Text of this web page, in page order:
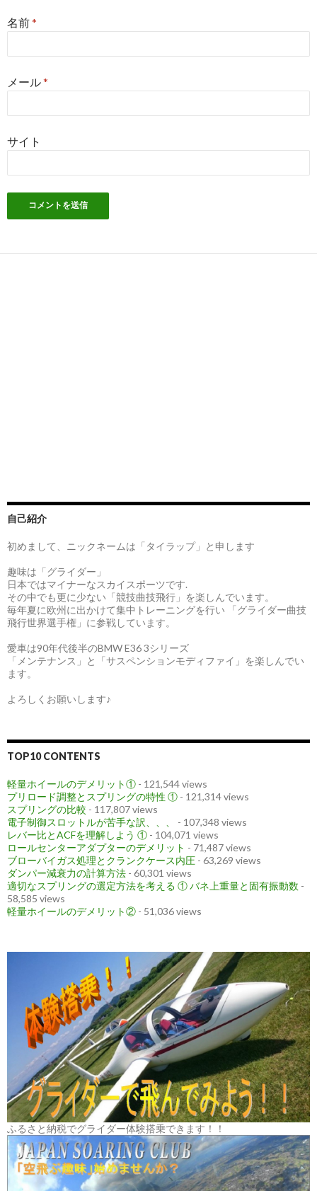
名前*
メール*
サイト
自己紹介
初めまして、ニックネームは「タイラップ」と申します
趣味は「グライダー」
日本ではマイナーなスカイスポーツです.
その中でも更に少ない「競技曲技飛行」を楽しんでいます。
毎年夏に欧州に出かけて集中トレーニングを行い 「グライダー曲技
飛行世界選手権」に参戦しています。
愛車は90年代後半のBMW E36 3シリーズ
「メンテナンス」と「サスペンションモディファイ」を楽しんでい
ます。
よろしくお願いします♪
TOP10 CONTENTS
軽量ホイールのデメリット① - 121,544 views
プリロード調整とスプリングの特性 ① - 121,314 views
スプリングの比較 - 117,807 views
電子制御スロットルが苦手な訳、、、
- 107,348 views
レバー比とACFを理解しよう ① - 104,071 views
ロールセンターアダプターのデメリット - 71,487 views
ブローバイガス処理とクランクケース内圧 - 63,269 views
ダンパー減衰力の計算方法 - 60,301 views
適切なスプリングの選定方法を考える ① バネ上重量と固有振動数 -
58,585 views
軽量ホイールのデメリット② - 51,036 views
ふるさと納税でグライダー体験搭乗できます！！